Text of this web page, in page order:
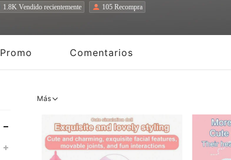
1.8K Vendido recientemente 105 Recompra
Promo Comentarios
Más